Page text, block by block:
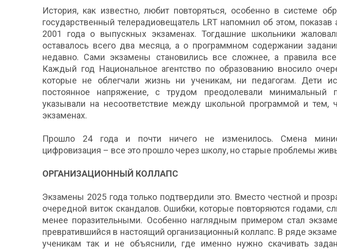
История, как известно, любит повторяться, особенно в системе
государственный телерадиовещатель LRT напомнил об этом,
2001 года о выпускных экзаменах. Тогдашние школьники
оставалось всего два месяца, а о программном содержании
недавно. Сами экзамены становились все сложнее, а правила все
Каждый год Национальное агентство по образованию вносило
которые не облегчали жизнь ни ученикам, ни педагогам. Дети
постоянное напряжение, с трудом преодолевали минимальный
указывали на несоответствие между школьной программой и тем,
экзаменах.
Прошло 24 года и почти ничего не изменилось. Смена
цифровизация – все это прошло через школу, но старые проблемы
ОРГАНИЗАЦИОННЫЙ КОЛЛАПС
Экзамены 2025 года только подтвердили это. Вместо честной и
очередной виток скандалов. Ошибки, которые повторяются годами,
менее поразительными. Особенно наглядным примером стал
превратившийся в настоящий организационный коллапс. В ряде
ученикам так и не объяснили, где именно нужно скачивать